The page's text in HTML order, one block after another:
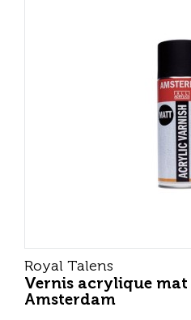
Royal Talens
Vernis acrylique mat
Amsterdam